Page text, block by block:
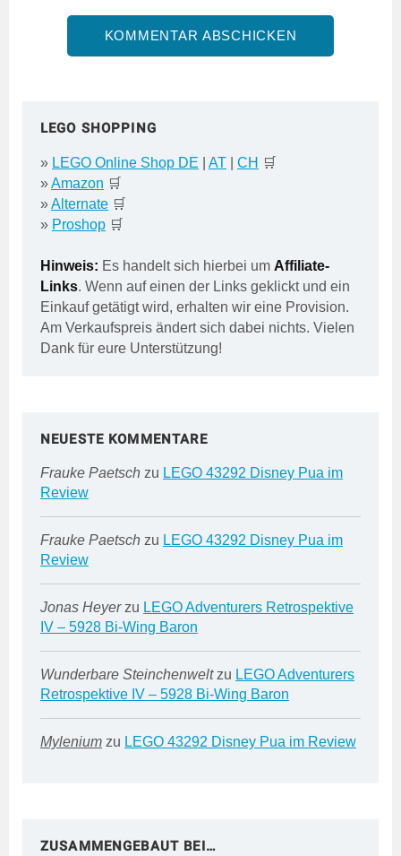
LEGO SHOPPING
» LEGO Online Shop DE AT CH 🛒
»Amazon 🛒
»Alternate 🛒
» Proshop 🛒
Hinweis: Es handelt sich hierbei um Affiliate-
Links. Wenn auf einen der Links geklickt und ein
Einkauf getätigt wird, erhalten wir eine Provision.
Am Verkaufspreis ändert sich dabei nichts. Vielen
Dank für eure Unterstützung!
NEUESTE KOMMENTARE
Frauke Paetsch zu LEGO 43292 Disney Pua im
Review
Frauke Paetsch zu LEGO 43292 Disney Pua im
Review
Jonas Heyerzu LEGO Adventurers Retrospektive
IV – 5928 Bi-Wing Baron
Wunderbare Steinchenweltzu LEGO Adventurers
Retrospektive IV – 5928 Bi-Wing Baron
Mylenium zu LEGO 43292 Disney Pua im Review
ZUSAMMENGEBAUT BEI…